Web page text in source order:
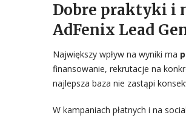
Dobre praktyki i
AdFenix Lead
Największy wpływ na wyniki ma
finansowanie, rekrutacje na
najlepsza baza nie zastąpi
W kampaniach płatnych i na